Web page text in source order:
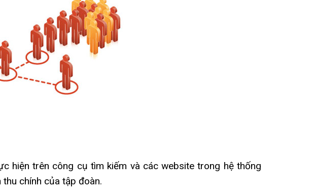
hiện trên công cụ tìm kiếm và các website trong hệ thống
chính của tập đoàn.